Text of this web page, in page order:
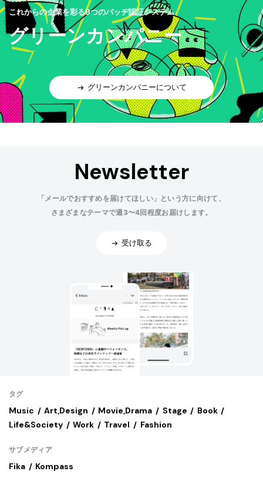
これからの企業を彩る9つのバッヂ認証システム
グリーンカンパニー
グリーンカンパニーについて
Newsletter
「メールでおすすめを届けてほしい」という方に向けて、
さまざまなテーマで週3〜4回程度お届けします。
受け取る
タグ
Music Art,Design Movie,Drama Stage
Book
Life&Society
Work Travel Fashion
サブメディア
Fika Kompass